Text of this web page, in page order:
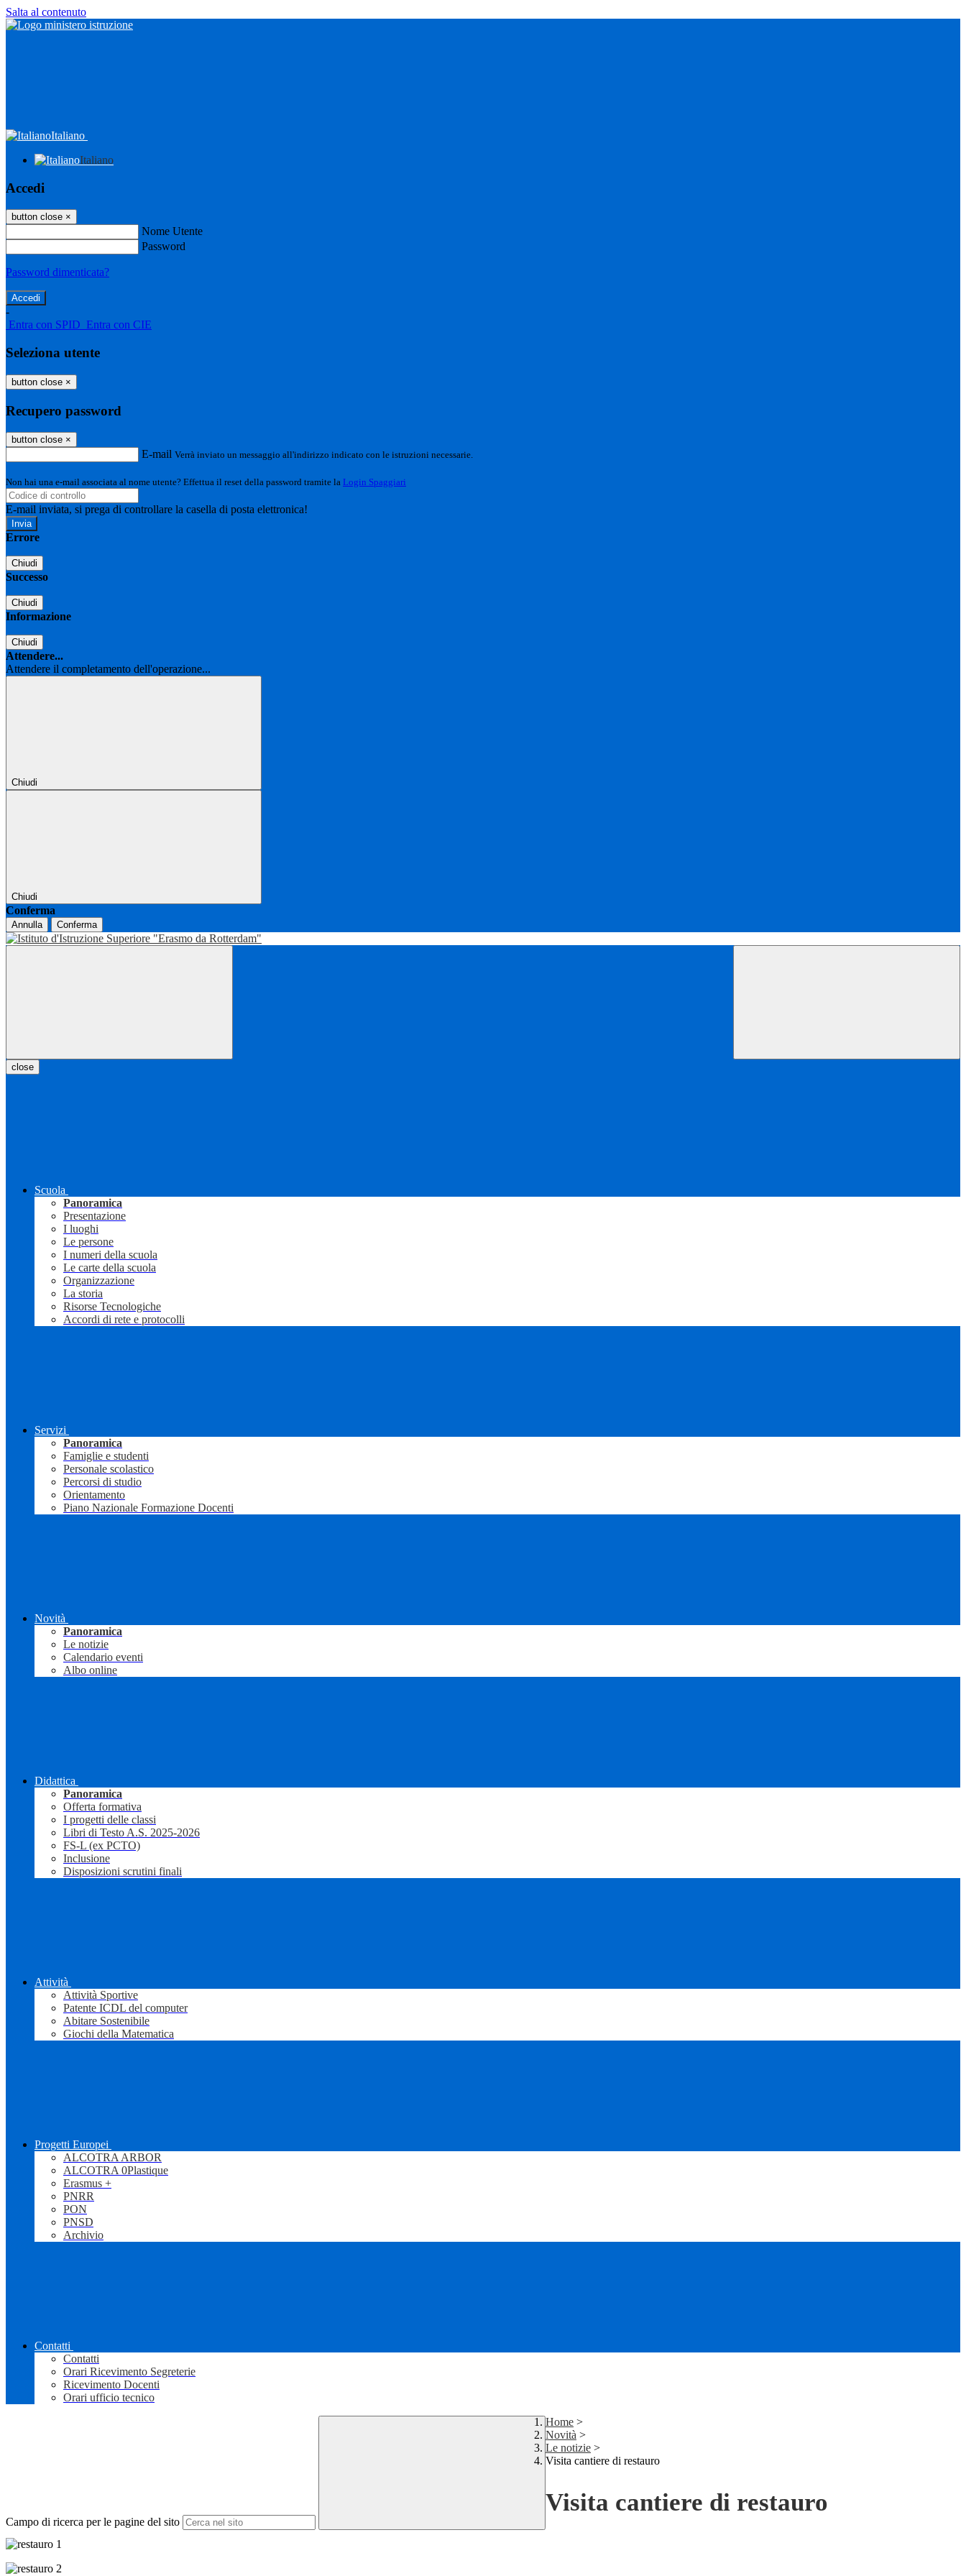
Salta al contenuto
Italiano
Italiano
Accedi
button close ×
Nome Utente
Password
Password dimenticata?
-
Entra con SPID Entra con CIE
Seleziona utente
button close ×
Recupero password
button close ×
E-mail Verrà inviato un messaggio all'indirizzo indicato con le istruzioni necessarie.
Non hai una e-mail associata al nome utente? Effettua il reset della password tramite la Login Spaggiari
E-mail inviata, si prega di controllare la casella di posta elettronica!
Errore
Chiudi
Successo
Chiudi
Informazione
Chiudi
Attendere...
Attendere il completamento dell'operazione...
Chiudi
Chiudi
Conferma
Annulla Conferma
close
Scuola
Panoramica
Presentazione
I luoghi
Le persone
I numeri della scuola
Le carte della scuola
Organizzazione
La storia
Risorse Tecnologiche
Accordi di rete e protocolli
Servizi
Panoramica
Famiglie e studenti
Personale scolastico
Percorsi di studio
Orientamento
Piano Nazionale Formazione Docenti
Novità
Panoramica
Le notizie
Calendario eventi
Albo online
Didattica
Panoramica
Offerta formativa
I progetti delle classi
Libri di Testo A.S. 2025-2026
FS-L (ex PCTO)
Inclusione
Disposizioni scrutini finali
Attività
Attività Sportive
Patente ICDL del computer
Abitare Sostenibile
Giochi della Matematica
Progetti Europei
ALCOTRA ARBOR
ALCOTRA 0Plastique
Erasmus +
PNRR
PON
PNSD
Archivio
Contatti
Contatti
Orari Ricevimento Segreterie
Ricevimento Docenti
Orari ufficio tecnico
Campo di ricerca per le pagine del sito
Home >
Novità >
Le notizie >
Visita cantiere di restauro
Visita cantiere di restauro